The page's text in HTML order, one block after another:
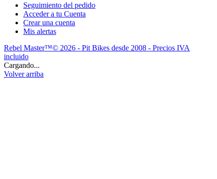
Seguimiento del pedido
Acceder a tu Cuenta
Crear una cuenta
Mis alertas
Rebel Master™© 2026 - Pit Bikes desde 2008 - Precios IVA
incluido
Cargando...
Volver arriba